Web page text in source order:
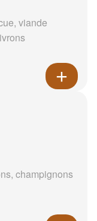
viande
champignons